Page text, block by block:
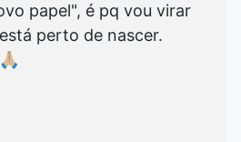
papel", é pq vou virar
perto de nascer.